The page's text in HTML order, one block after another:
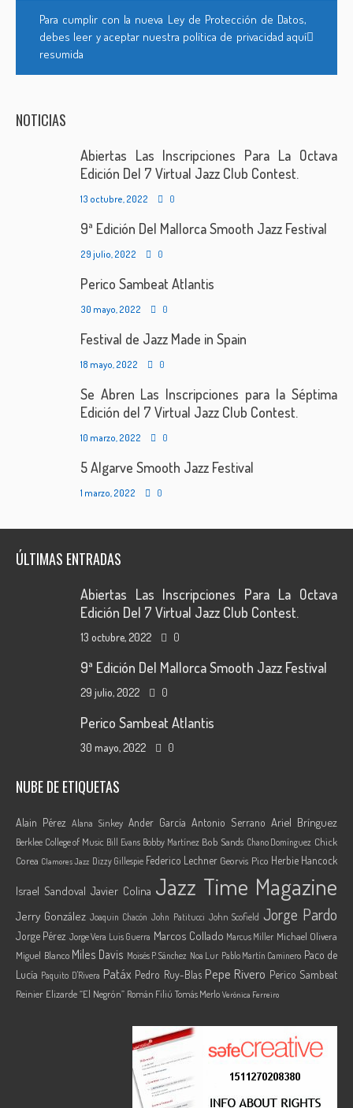
Para cumplir con la nueva Ley de Protección de Datos,
debes leer y aceptar nuestra política de privacidad aquí
resumida
NOTICIAS
Abiertas Las Inscripciones Para La Octava
Edición Del 7 Virtual Jazz Club Contest.
13 octubre, 2022 0
9ª Edición Del Mallorca Smooth Jazz Festival
29 julio, 2022 0
Perico Sambeat Atlantis
30 mayo, 2022 0
Festival de Jazz Made in Spain
18 mayo, 2022 0
Se Abren Las Inscripciones para la Séptima
Edición del 7 Virtual Jazz Club Contest.
10 marzo, 2022 0
5 Algarve Smooth Jazz Festival
1 marzo, 2022 0
ÚLTIMAS ENTRADAS
Abiertas Las Inscripciones Para La Octava
Edición Del 7 Virtual Jazz Club Contest.
13 octubre, 2022 0
9ª Edición Del Mallorca Smooth Jazz Festival
29 julio, 2022 0
Perico Sambeat Atlantis
30 mayo, 2022 0
NUBE DE ETIQUETAS
Alain Pérez Alana Sinkey Ander García Antonio Serrano Ariel Brínguez
Berklee College of Music Bill Evans Bobby Martínez Bob Sands Chano Domínguez Chick
Corea Clamores Jazz Dizzy Gillespie Federico Lechner Georvis Pico Herbie Hancock
Israel Sandoval Javier Colina Jazz Time Magazine
Jerry González Joaquin Chacón John Patitucci John Scofield Jorge Pardo
Jorge Pérez Jorge Vera Luis Guerra Marcos Collado Marcus Miller Michael Olivera
Miguel Blanco Miles Davis Moisés P. Sánchez Noa Lur Pablo Martín Caminero Paco de
Lucía Paquito D'Rivera Patáx Pedro Ruy-Blas Pepe Rivero Perico Sambeat
Reinier Elizarde “El Negrón” Román Filiú Tomás Merlo Verónica Ferreiro